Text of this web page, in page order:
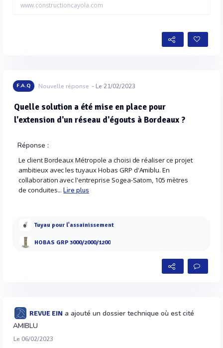
www.constructioncayola.com
F.A.Q Nouvelle réponse - Le 21/02/2023
Quelle solution a été mise en place pour
l'extension d'un réseau d'égouts à Bordeaux ?
Réponse :
Le client Bordeaux Métropole a choisi de réaliser ce projet
ambitieux avec les tuyaux Hobas GRP d'Amiblu. En
collaboration avec l'entreprise Sogea-Satom, 105 mètres
de conduites...Lire plus
Tuyau pour l'assainissement
HOBAS GRP 3000/2000/1200
REVUE EIN a ajouté un dossier technique où est cité
AMIBLU
Le 06/02/2023